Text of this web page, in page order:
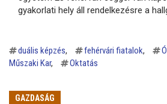
gyakorlati hely áll rendelkezésre a
duális képzés fehérvári fiatalok
Műszaki Kar
Oktatás
GAZDASÁG